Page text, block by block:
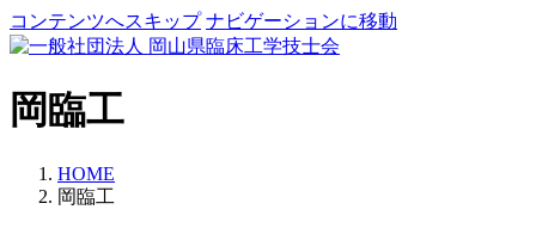
コンテンツへスキップ ナビゲーションに移動
岡臨工
HOME
岡臨工